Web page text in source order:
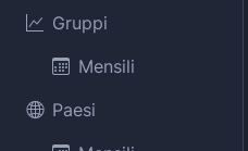
Gruppi
Mensili
Paesi